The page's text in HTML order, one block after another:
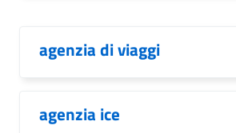
agenzia di viaggi
agenzia ice